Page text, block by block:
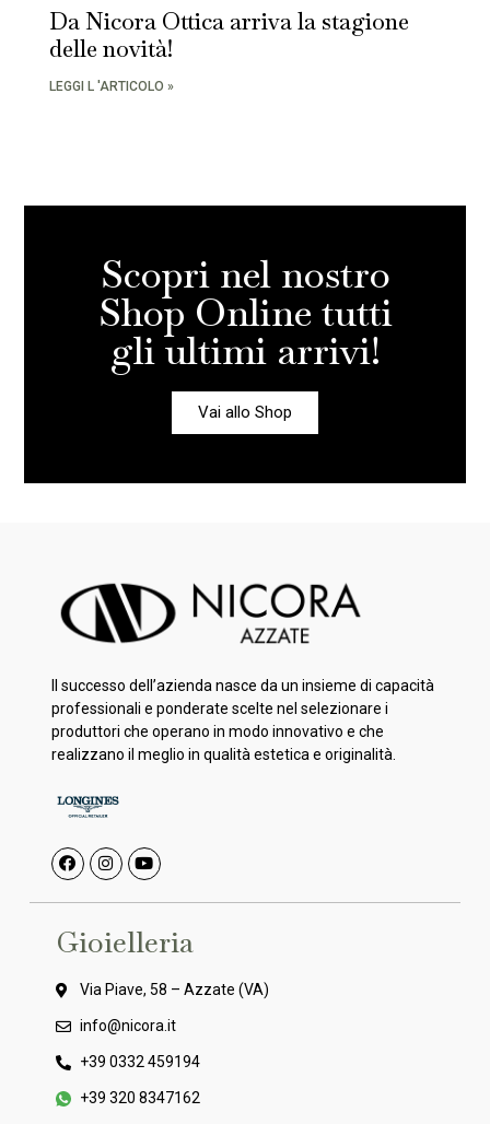
Da Nicora Ottica arriva la stagione
delle novità!
LEGGI L 'ARTICOLO »
Scopri nel nostro
Shop Online tutti
gli ultimi arrivi!
Vai allo Shop
Il successo dell’azienda nasce da un insieme di capacità
professionali e ponderate scelte nel selezionare i
produttori che operano in modo innovativo e che
realizzano il meglio in qualità estetica e originalità.
Gioielleria
Via Piave, 58 – Azzate (VA)
info@nicora.it
+39 0332 459194
+39 320 8347162